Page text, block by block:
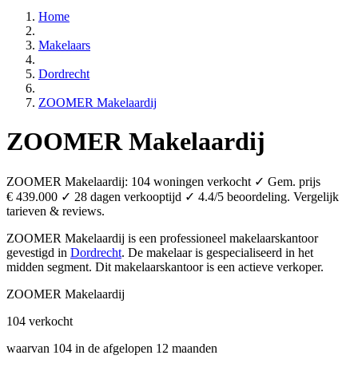
Home
Makelaars
Dordrecht
ZOOMER Makelaardij
ZOOMER Makelaardij
ZOOMER Makelaardij: 104 woningen verkocht ✓ Gem. prijs
€ 439.000 ✓ 28 dagen verkooptijd ✓ 4.4/5 beoordeling. Vergelijk
tarieven & reviews.
ZOOMER Makelaardij is een professioneel makelaarskantoor
gevestigd in Dordrecht. De makelaar is gespecialiseerd in het
midden segment. Dit makelaarskantoor is een actieve verkoper.
ZOOMER Makelaardij
104 verkocht
waarvan 104 in de afgelopen 12 maanden